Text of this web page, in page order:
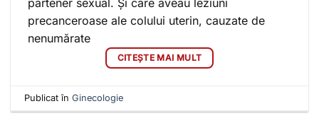
partener sexual. Și care aveau leziuni
precanceroase ale colului uterin, cauzate de
nenumărate
CITEȘTE MAI MULT
Publicat înGinecologie